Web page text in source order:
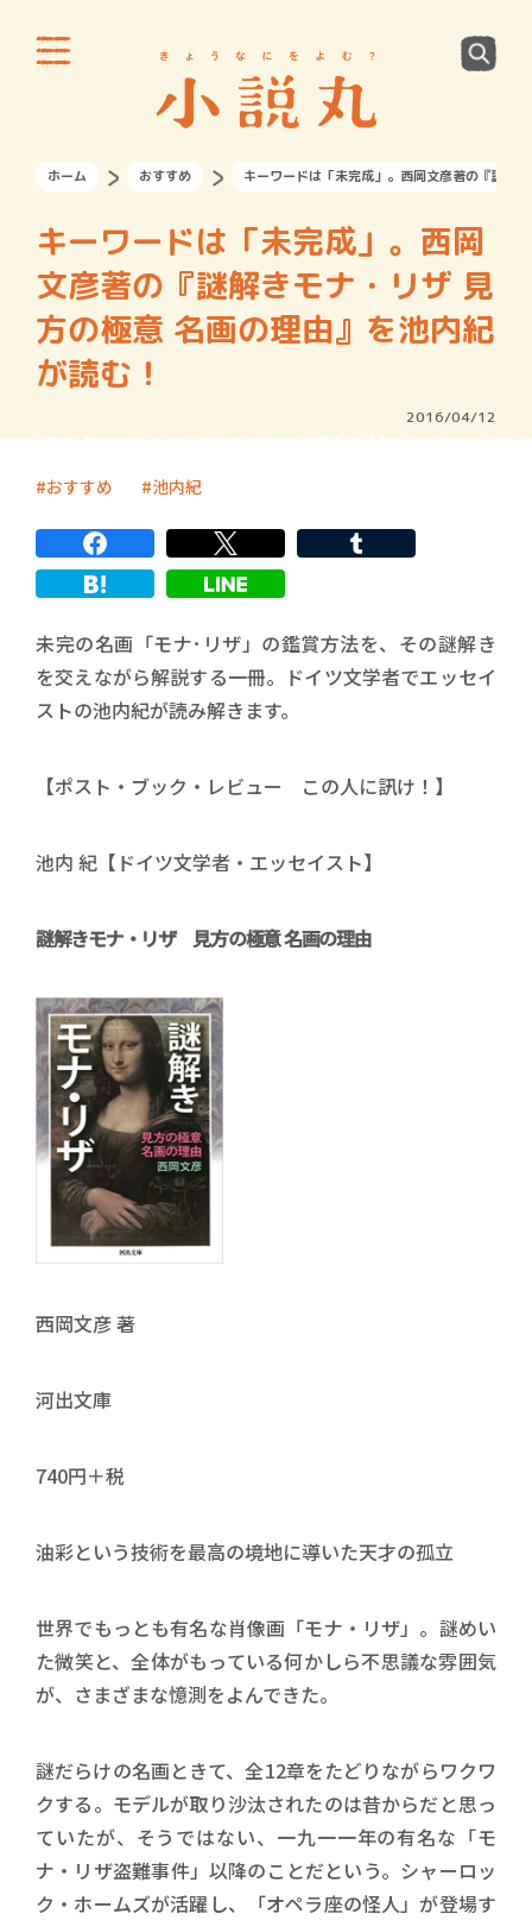
ホーム おすすめ キーワードは「未完成」。西岡文彦著の『謎解
キーワードは「未完成」。西岡
文彦著の『謎解きモナ・リザ 見
方の極意 名画の理由』を池内紀
が読む！
2016/04/12
おすすめ 池内紀
未完の名画「モナ･リザ」の鑑賞方法を、その謎解き
を交えながら解説する一冊。ドイツ文学者でエッセイ
ストの池内紀が読み解きます。
【ポスト・ブック・レビュー この人に訊け！】
池内 紀【ドイツ文学者・エッセイスト】
謎解きモナ・リザ 見方の極意 名画の理由
西岡文彦 著
河出文庫
740円＋税
油彩という技術を最高の境地に導いた天才の孤立
世界でもっとも有名な肖像画「モナ・リザ」。謎めい
た微笑と、全体がもっている何かしら不思議な雰囲気
が、さまざまな憶測をよんできた。
謎だらけの名画ときて、全12章をたどりながらワクワ
クする。モデルが取り沙汰されたのは昔からだと思っ
ていたが、そうではない、一九一一年の有名な「モ
ナ・リザ盗難事件」以降のことだという。シャーロッ
ク・ホームズが活躍し、「オペラ座の怪人」が登場す